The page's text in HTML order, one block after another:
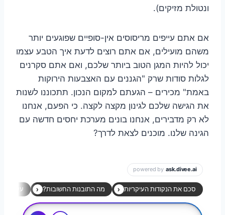
ונטולת מזיקים).
אם אתם עייפים מריסוסים אין-סופיים שפוגעים יותר
משהם מועילים, אם אתם רוצים לדעת איך הטבע עצמו
יכול להיות המגן הטוב ביותר שלכם, ואם אתם סקרנים
לגלות סודות שרק "הגננים עם האצבעות הירוקות
באמת" מכירים – הגעתם למקום הנכון. תתכוננו לשנות
את הגישה שלכם לגינון מקצה לקצה. כי הפעם, אנחנו
לא רק מדבירים, אנחנו בונים מערכת יחסים חדשה עם
הגינה שלנו. מוכנים לצאת לדרך?